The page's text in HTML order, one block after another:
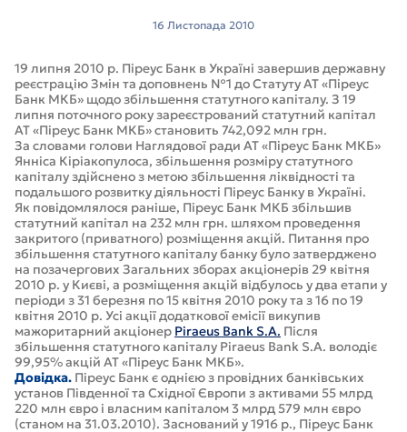
16 Листопада 2010
19 липня 2010 р. Піреус Банк в Україні завершив державну
реєстрацію Змін та доповнень №1 до Статуту АТ «Піреус
Банк МКБ» щодо збільшення статутного капіталу. З 19
липня поточного року зареєстрований статутний капітал
АТ «Піреус Банк МКБ» становить 742,092 млн грн.
За словами голови Наглядової ради АТ «Піреус Банк МКБ»
Янніса Кіріакопулоса, збільшення розміру статутного
капіталу здійснено з метою збільшення ліквідності та
подальшого розвитку діяльності Піреус Банку в Україні.
Як повідомлялося раніше, Піреус Банк МКБ збільшив
статутний капітал на 232 млн грн. шляхом проведення
закритого (приватного) розміщення акцій. Питання про
збільшення статутного капіталу банку було затверджено
на позачергових Загальних зборах акціонерів 29 квітня
2010 р. у Києві, а розміщення акцій відбулось у два етапи у
періоди з 31 березня по 15 квітня 2010 року та з 16 по 19
квітня 2010 р. Усі акції додаткової емісії викупив
мажоритарний акціонер Piraeus Bank S.A. Після
збільшення статутного капіталу Piraeus Bank S.A. володіє
99,95% акцій АТ «Піреус Банк МКБ».
Довідка. Піреус Банк є однією з провідних банківських
установ Південної та Східної Європи з активами 55 млрд
220 млн євро і власним капіталом 3 млрд 579 млн євро
(станом на 31.03.2010). Заснований у 1916 р., Піреус Банк